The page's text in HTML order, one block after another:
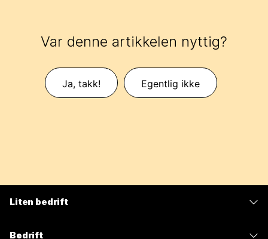
Var denne artikkelen nyttig?
Ja, takk! Egentlig ikke
Liten bedrift
Bedrift